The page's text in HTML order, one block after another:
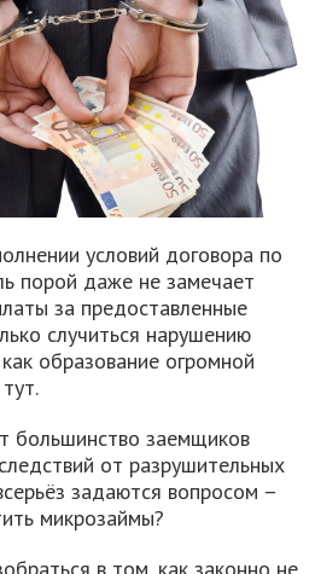
условий договора по
порой даже не замечает
за предоставленные
случиться нарушению
образование огромной
большинство заемщиков
от разрушительных
задаются вопросом –
микрозаймы?